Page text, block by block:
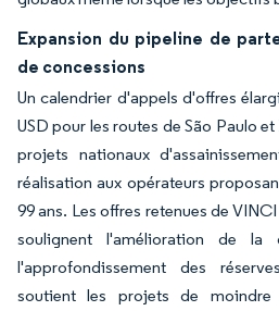
Expansion du pipeline de
de concessions
Un calendrier d'appels d'offres
USD pour les routes de São Paulo
projets nationaux
réalisation aux opérateurs
99 ans. Les offres retenues de
soulignent l'amélioration de
l'approfondissement des
soutient les projets de